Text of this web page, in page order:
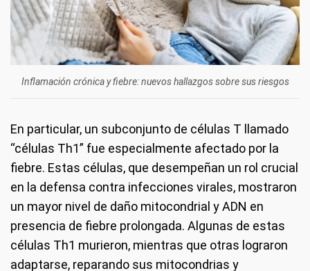
Inflamación crónica y fiebre: nuevos hallazgos sobre sus riesgos
En particular, un subconjunto de células T llamado
“células Th1” fue especialmente afectado por la
fiebre. Estas células, que desempeñan un rol crucial
en la defensa contra infecciones virales, mostraron
un mayor nivel de daño mitocondrial y ADN en
presencia de fiebre prolongada. Algunas de estas
células Th1 murieron, mientras que otras lograron
adaptarse, reparando sus mitocondrias y